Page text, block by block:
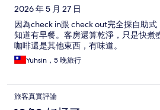
2026 年 5 月 27 日
因為check in跟 check out完全採自助
知道有早餐。客房還算乾淨，只是快煮
咖啡還是其他東西，有味道。
Yuhsin，5 晚旅行
旅客真實評論